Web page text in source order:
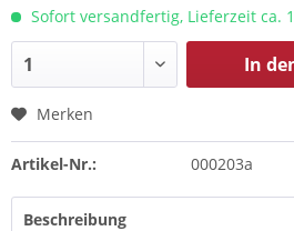
Sofort versandfertig, Lieferzeit ca.
In
Merken
Artikel-Nr.: 000203a
Beschreibung